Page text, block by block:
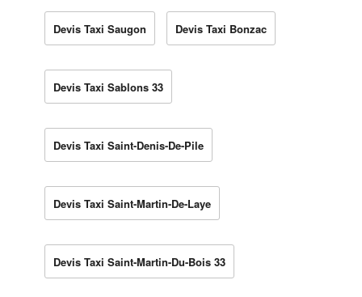
Devis Taxi Saugon Devis Taxi Bonzac
Devis Taxi Sablons 33
Devis Taxi Saint-Denis-De-Pile
Devis Taxi Saint-Martin-De-Laye
Devis Taxi Saint-Martin-Du-Bois 33